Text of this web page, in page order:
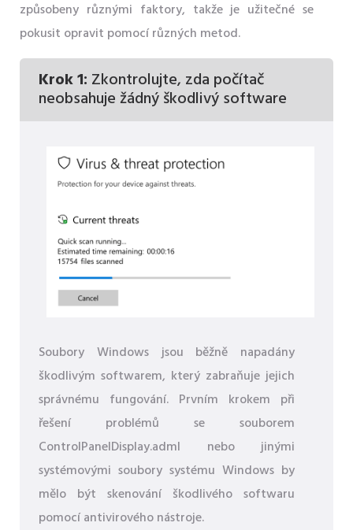
způsobeny různými faktory, takže je užitečné se
pokusit opravit pomocí různých metod.
Krok 1: Zkontrolujte, zda počítač
neobsahuje žádný škodlivý software
Soubory Windows jsou běžně napadány
škodlivým softwarem, který zabraňuje jejich
správnému fungování. Prvním krokem při
řešení problémů se souborem
ControlPanelDisplay.adml nebo jinými
systémovými soubory systému Windows by
mělo být skenování škodlivého softwaru
pomocí antivirového nástroje.